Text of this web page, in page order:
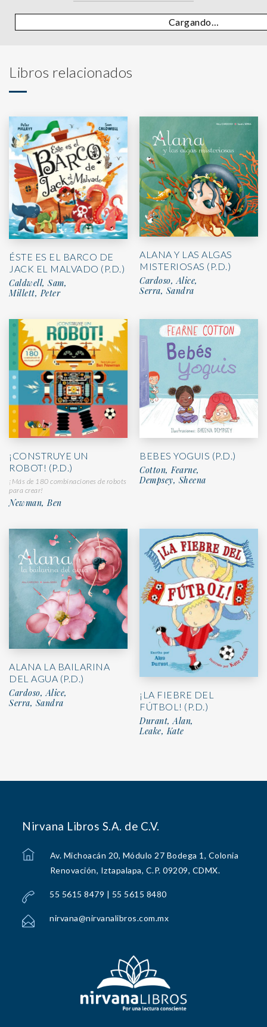
Cargando…
Libros relacionados
ÉSTE ES EL BARCO DE
JACK EL MALVADO (P.D.)
Caldwell, Sam,
Millett, Peter
ALANA Y LAS ALGAS
MISTERIOSAS (P.D.)
Cardoso, Alice,
Serra, Sandra
¡CONSTRUYE UN
ROBOT! (P.D.)
¡Más de 180 combinaciones de robots
para crear!
Newman, Ben
BEBES YOGUIS (P.D.)
Cotton, Fearne,
Dempsey, Sheena
ALANA LA BAILARINA
DEL AGUA (P.D.)
Cardoso, Alice,
Serra, Sandra
¡LA FIEBRE DEL
FÚTBOL! (P.D.)
Durant, Alan,
Leake, Kate
Nirvana Libros S.A. de C.V.
Av. Michoacán 20, Módulo 27 Bodega 1, Colonia
Renovación, Iztapalapa, C.P. 09209, CDMX.
55 5615 8479 | 55 5615 8480
nirvana@nirvanalibros.com.mx